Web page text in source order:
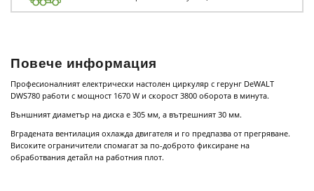
Повече информация
Професионалният електрически настолен циркуляр с герунг DeWALT
DWS780 работи с мощност 1670 W и скорост 3800 оборота в минута.
Външният диаметър на диска е 305 мм, а вътрешният 30 мм.
Вградената вентилация охлажда двигателя и го предпазва от прегряване.
Високите ограничители спомагат за по-доброто фиксиране на
обработвания детайл на работния плот.